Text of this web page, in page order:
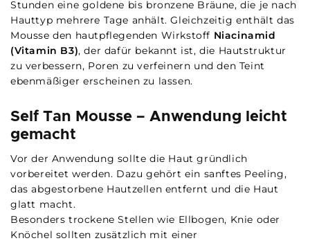
Stunden eine goldene bis bronzene Bräune, die je nach
Hauttyp mehrere Tage anhält. Gleichzeitig enthält das
Mousse den hautpflegenden Wirkstoff Niacinamid
(Vitamin B3), der dafür bekannt ist, die Hautstruktur
zu verbessern, Poren zu verfeinern und den Teint
ebenmäßiger erscheinen zu lassen.
Self Tan Mousse – Anwendung leicht
gemacht
Vor der Anwendung sollte die Haut gründlich
vorbereitet werden. Dazu gehört ein sanftes Peeling,
das abgestorbene Hautzellen entfernt und die Haut
glatt macht.
Besonders trockene Stellen wie Ellbogen, Knie oder
Knöchel sollten zusätzlich mit einer